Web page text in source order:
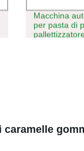
Macchina
per pasta di